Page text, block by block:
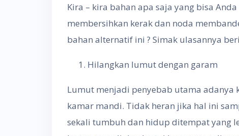
Kira – kira bahan apa saja yang bisa
membersihkan kerak dan noda
bahan alternatif ini ? Simak ulasannya
Hilangkan lumut dengan garam
Lumut menjadi penyebab utama
kamar mandi. Tidak heran jika hal ini
sekali tumbuh dan hidup ditempat yang